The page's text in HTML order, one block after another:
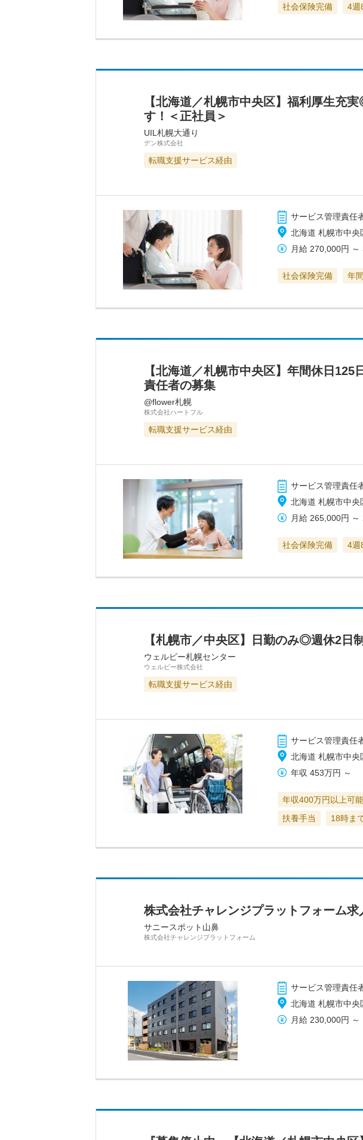
社会保険完備 4週
【北海道／札幌市中央区】福利厚生充
す！＜正社員＞
UIL札幌大通り
デン株式会社
転職支援サービス経由
サービス管理責任
北海道 札幌市中
月給 270,000円 ～
社会保険完備 年
【北海道／札幌市中央区】年間休日
責任者の募集
@flower札幌
株式会社ハートフル
転職支援サービス経由
サービス管理責任
北海道 札幌市中
月給 265,000円 ～
社会保険完備 4週
【札幌市／中央区】日勤のみ◎週休2日
ウェルビー札幌センター
ウェルビー株式会社
転職支援サービス経由
サービス管理責任
北海道 札幌市中
年収 453万円 ～
年収400万円以上可能
扶養手当
18時ま
株式会社チャレンジプラットフォーム
サニースポット山鼻
株式会社チャレンジプラットフォーム
サービス管理責任
北海道 札幌市中
月給 230,000円 ～